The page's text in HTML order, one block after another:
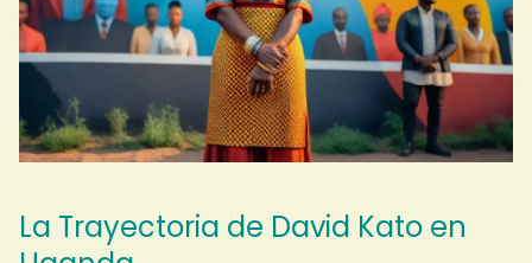
La Trayectoria de David Kato en